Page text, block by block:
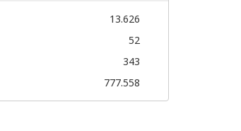
13.626
52
343
777.558